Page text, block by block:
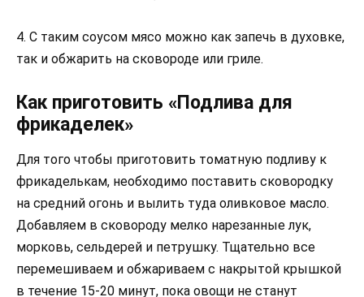
4. С таким соусом мясо можно как запечь в духовке,
так и обжарить на сковороде или гриле.
Как приготовить «Подлива для
фрикаделек»
Для того чтобы приготовить томатную подливу к
фрикаделькам, необходимо поставить сковородку
на средний огонь и вылить туда оливковое масло.
Добавляем в сковороду мелко нарезанные лук,
морковь, сельдерей и петрушку. Тщательно все
перемешиваем и обжариваем с накрытой крышкой
в течение 15-20 минут, пока овощи не станут